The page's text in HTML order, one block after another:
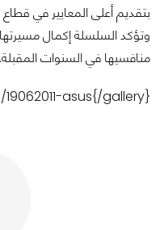
بتقديم أعلى المعايير في قطاع
وتؤكد السلسلة إكمال
منافسيها في السنوات المقبلة.
asus{/gallery}